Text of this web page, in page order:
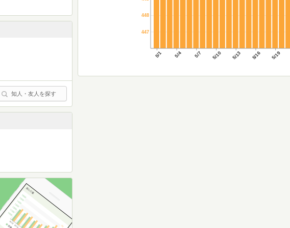
5/1 5/4 5/7 5/10 5/13 5/16 5/19
447
448
知人・友人を探す